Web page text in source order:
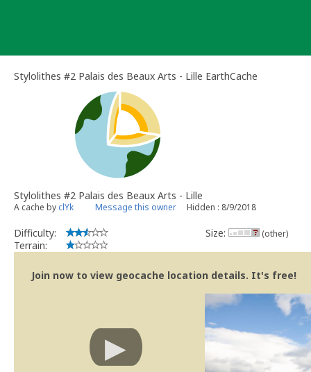
Stylolithes #2 Palais des Beaux Arts - Lille EarthCache
Stylolithes #2 Palais des Beaux Arts - Lille
A cache by clYk Message this owner Hidden : 8/9/2018
Difficulty:
Terrain:
Size: (other)
Join now to view geocache location details. It's free!